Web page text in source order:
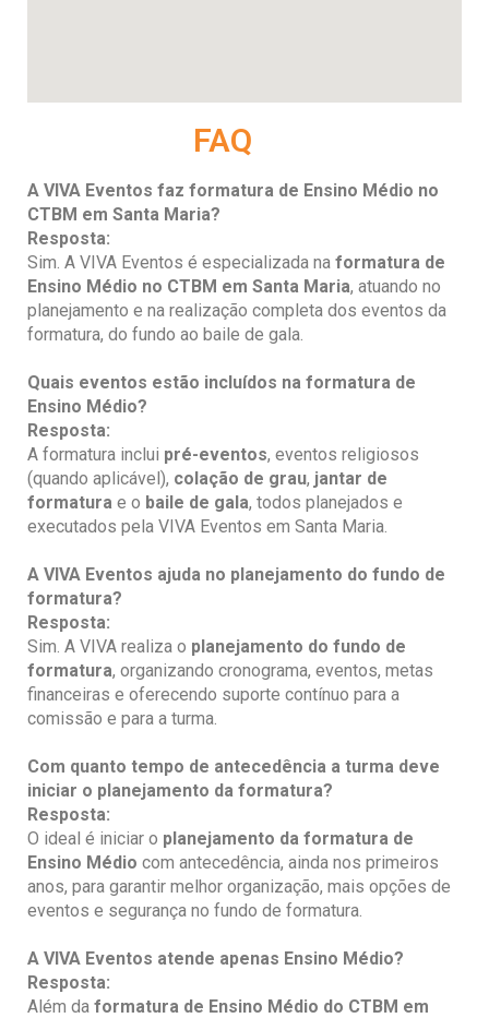
FAQ
A VIVA Eventos faz formatura de Ensino Médio no
CTBM em Santa Maria?
Resposta:
Sim. A VIVA Eventos é especializada na formatura de
Ensino Médio no CTBM em Santa Maria, atuando no
planejamento e na realização completa dos eventos da
formatura, do fundo ao baile de gala.
Quais eventos estão incluídos na formatura de
Ensino Médio?
Resposta:
A formatura inclui pré-eventos, eventos religiosos
(quando aplicável), colação de grau, jantar de
formatura e o baile de gala, todos planejados e
executados pela VIVA Eventos em Santa Maria.
A VIVA Eventos ajuda no planejamento do fundo de
formatura?
Resposta:
Sim. A VIVA realiza o planejamento do fundo de
formatura, organizando cronograma, eventos, metas
financeiras e oferecendo suporte contínuo para a
comissão e para a turma.
Com quanto tempo de antecedência a turma deve
iniciar o planejamento da formatura?
Resposta:
O ideal é iniciar o planejamento da formatura de
Ensino Médio com antecedência, ainda nos primeiros
anos, para garantir melhor organização, mais opções de
eventos e segurança no fundo de formatura.
A VIVA Eventos atende apenas Ensino Médio?
Resposta:
Além da formatura de Ensino Médio do CTBM em